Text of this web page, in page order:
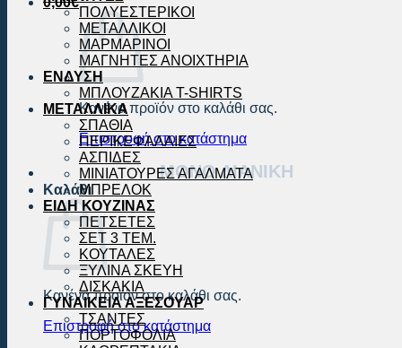
Κανένα προϊόν στο καλάθι σας.
Επιστροφή στο κατάστημα
ΜΟΝΟ ΛΙΑΝΙΚΗ
Καλάθι
Κανένα προϊόν στο καλάθι σας.
Επιστροφή στο κατάστημα
ΠΟΛΥΕΣΤΕΡΙΚΟΙ
ΜΕΤΑΛΛΙΚΟΙ
ΜΑΡΜΑΡΙΝΟΙ
ΜΑΓΝΗΤΕΣ ΑΝΟΙΧΤΗΡΙΑ
ΕΝΔΥΣΗ
ΜΠΛΟΥΖΑΚΙΑ T-SHIRTS
ΜΕΤΑΛΛΙΚΑ
ΣΠΑΘΙΑ
ΠΕΡΙΚΕΦΑΛΑΙΕΣ
ΑΣΠΙΔΕΣ
ΜΙΝΙΑΤΟΥΡΕΣ ΑΓΑΛΜΑΤΑ
ΜΠΡΕΛΟΚ
ΕΙΔΗ ΚΟΥΖΙΝΑΣ
ΠΕΤΣΕΤΕΣ
ΣΕΤ 3 ΤΕΜ.
ΚΟΥΤΑΛΕΣ
ΞΥΛΙΝΑ ΣΚΕΥΗ
ΔΙΣΚΑΚΙΑ
ΓΥΝΑΙΚΕΙΑ ΑΞΕΣΟΥΑΡ
ΤΣΑΝΤΕΣ
ΠΟΡΤΟΦΟΛΙΑ